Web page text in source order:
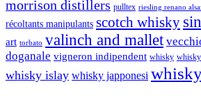
morrison distillers pulltex riesling renano
récoltants manipulants scotch whisky
art torbato valinch and mallet
doganale vigneron indipendent whisky
whisky islay whisky japponesi